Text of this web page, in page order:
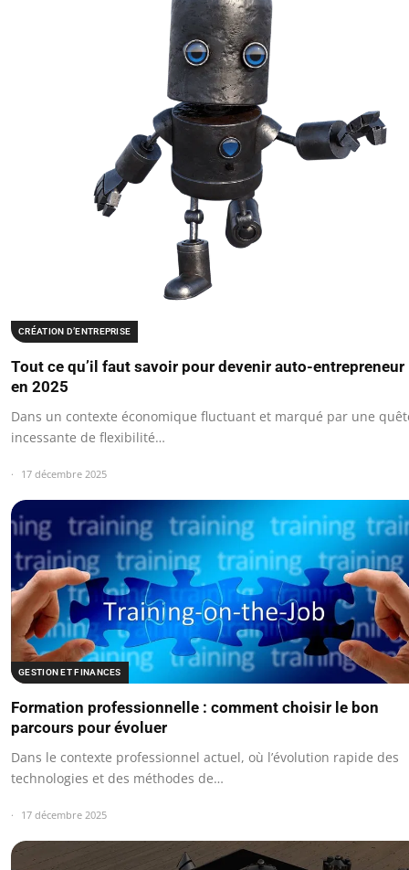
CRÉATION D’ENTREPRISE
Tout ce qu’il faut savoir pour devenir auto-entrepreneur
en 2025
Dans un contexte économique fluctuant et marqué par une
incessante de flexibilité…
17 décembre 2025
GESTION ET FINANCES
Formation professionnelle : comment choisir le bon
parcours pour évoluer
Dans le contexte professionnel actuel, où l’évolution rapide des
technologies et des méthodes de…
17 décembre 2025